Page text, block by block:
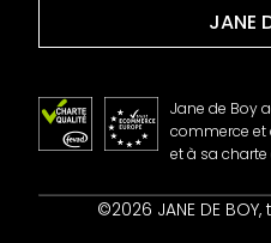
JANE
Contact
Jane de Boy
commerce et
et à sa
©2026 JANE DE